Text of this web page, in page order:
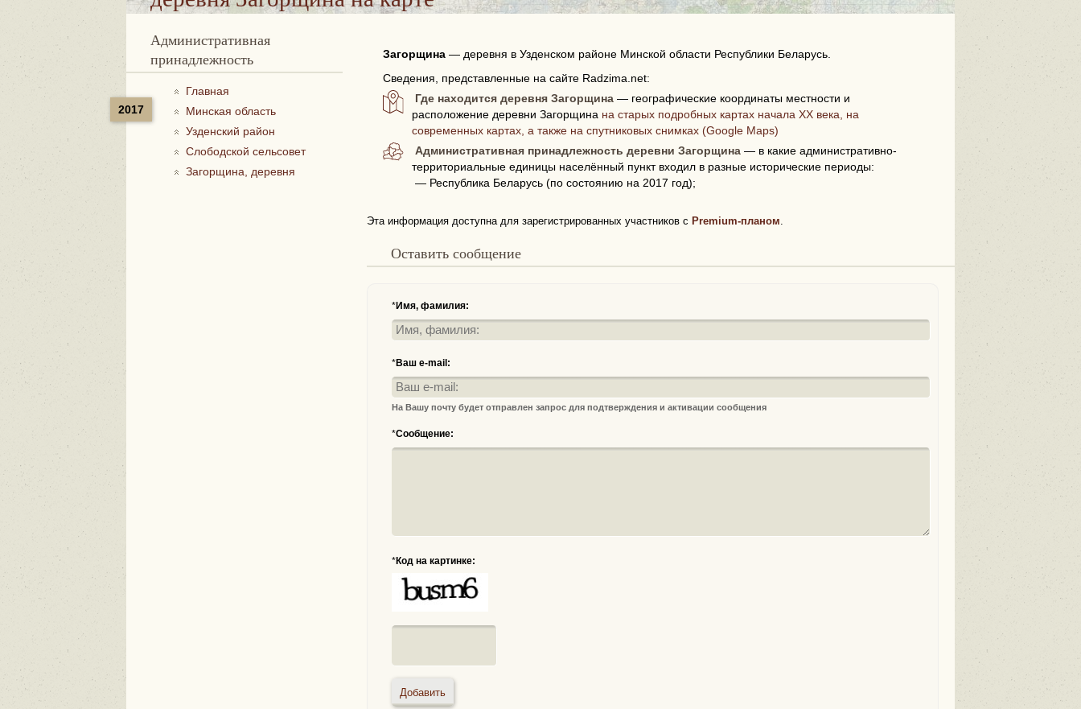
Административная
принадлежность
2017
Главная
Минская область
Узденский район
Слободской сельсовет
Загорщина, деревня
Загорщина— деревня в Узденском районе Минской области Республики Беларусь.
Сведения, представленные на сайте Radzima.net:
Где находится деревня Загорщина — географические координаты местности и
расположение деревни Загорщина на старых подробных картах начала XX века, на
современных картах, а также на спутниковых снимках (Google Maps)
Административная принадлежность деревни Загорщина — в какие административно-
территориальные единицы населённый пункт входил в разные исторические периоды:
— Республика Беларусь (по состоянию на 2017 год);
Эта информация доступна для зарегистрированных участников с Premium-планом.
Оставить сообщение
*Имя, фамилия:
*Ваш e-mail:
На Вашу почту будет отправлен запрос для подтверждения и активации сообщения
*Сообщение:
*Код на картинке: